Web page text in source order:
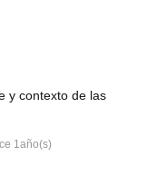
y contexto de las
1año(s)